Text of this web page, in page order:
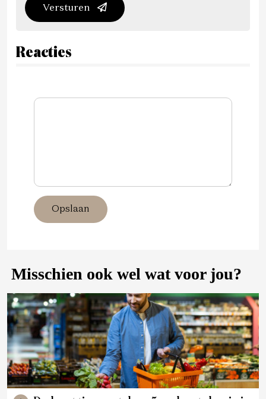
Versturen
Reacties
Opslaan
Misschien ook wel wat voor jou?